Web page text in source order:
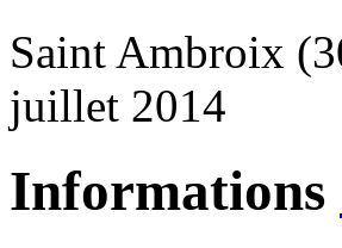
Saint Ambroix
juillet 2014
Informations